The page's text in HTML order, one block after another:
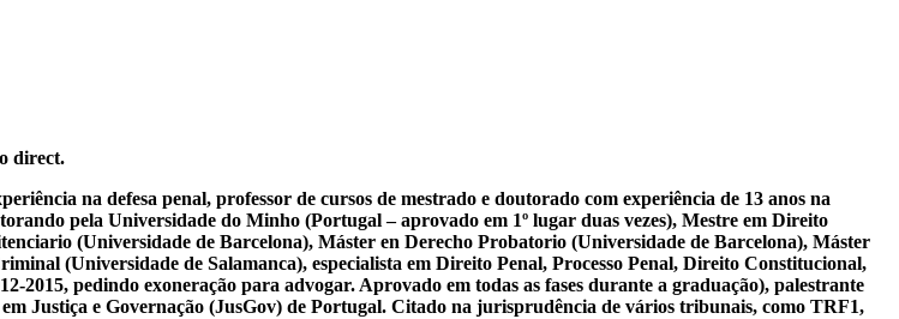
direct.
na defesa penal, professor de cursos de mestrado e doutorado com experiência de 13 anos na
pela Universidade do Minho (Portugal – aprovado em 1º lugar duas vezes), Mestre em Direito
(Universidade de Barcelona), Máster en Derecho Probatorio (Universidade de Barcelona), Máster
(Universidade de Salamanca), especialista em Direito Penal, Processo Penal, Direito Constitucional,
2015, pedindo exoneração para advogar. Aprovado em todas as fases durante a graduação), palestrante
Justiça e Governação (JusGov) de Portugal. Citado na jurisprudência de vários tribunais, como TRF1,